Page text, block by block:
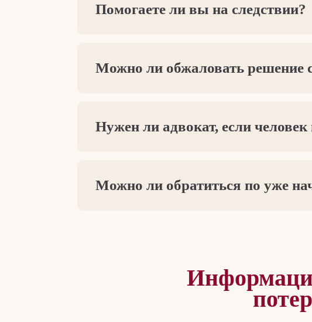
Помогаете ли вы на следствии?
Можно ли обжаловать решение
Нужен ли адвокат, если человек
Можно ли обратиться по уже